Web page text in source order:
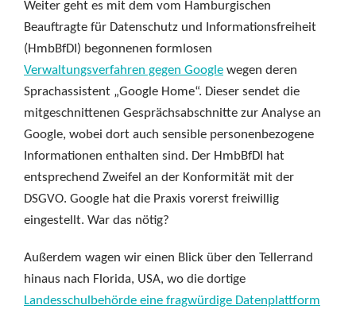
Weiter geht es mit dem vom Hamburgischen
Beauftragte für Datenschutz und Informationsfreiheit
(HmbBfDI) begonnenen formlosen
Verwaltungsverfahren gegen Google wegen deren
Sprachassistent „Google Home“. Dieser sendet die
mitgeschnittenen Gesprächsabschnitte zur Analyse an
Google, wobei dort auch sensible personenbezogene
Informationen enthalten sind. Der HmbBfDI hat
entsprechend Zweifel an der Konformität mit der
DSGVO. Google hat die Praxis vorerst freiwillig
eingestellt. War das nötig?
Außerdem wagen wir einen Blick über den Tellerrand
hinaus nach Florida, USA, wo die dortige
Landesschulbehörde eine fragwürdige Datenplattform